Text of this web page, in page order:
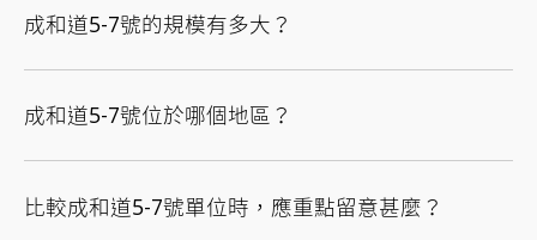
成和道5-7號的規模有多大？
成和道5-7號位於哪個地區？
比較成和道5-7號單位時，應重點留意甚麼？